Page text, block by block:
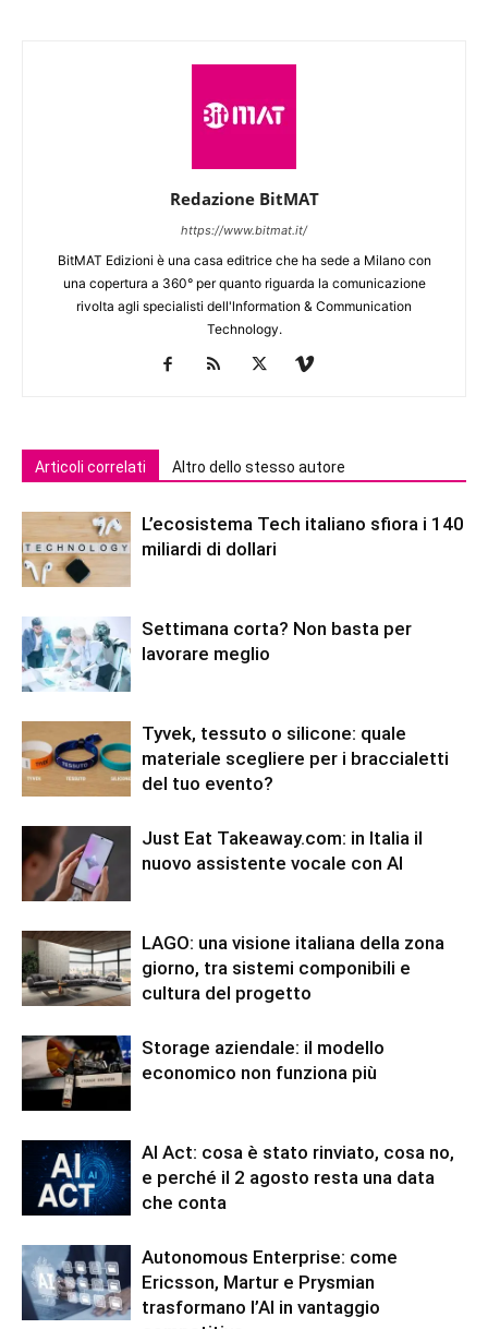
Redazione BitMAT
https://www.bitmat.it/
BitMAT Edizioni è una casa editrice che ha sede a Milano con
una copertura a 360° per quanto riguarda la comunicazione
rivolta agli specialisti dell'lnformation & Communication
Technology.
Articoli correlati Altro dello stesso autore
L’ecosistema Tech italiano sfiora i 140
miliardi di dollari
Settimana corta? Non basta per
lavorare meglio
Tyvek, tessuto o silicone: quale
materiale scegliere per i braccialetti
del tuo evento?
Just Eat Takeaway.com: in Italia il
nuovo assistente vocale con AI
LAGO: una visione italiana della zona
giorno, tra sistemi componibili e
cultura del progetto
Storage aziendale: il modello
economico non funziona più
AI Act: cosa è stato rinviato, cosa no,
e perché il 2 agosto resta una data
che conta
Autonomous Enterprise: come
Ericsson, Martur e Prysmian
trasformano l’AI in vantaggio